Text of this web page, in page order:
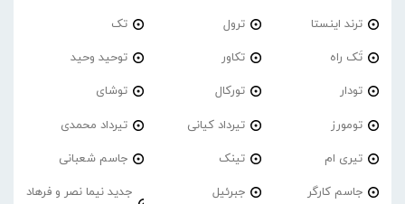
ترند اینستا ترول تک
تَک راه تکاور توحید وحید
تودار تورکال توشای
تومورز تیرداد کیانی تیرداد محمدی
تیری ام تینک جاسم شعبانی
جاسم کارگر جبرئیل
جدید نیما نصر و فرهاد